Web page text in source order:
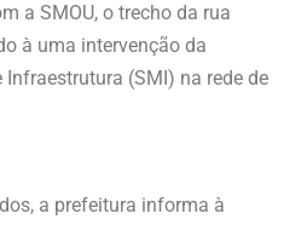
a SMOU, o trecho da rua
à uma intervenção da
(SMI) na rede de
a prefeitura informa à